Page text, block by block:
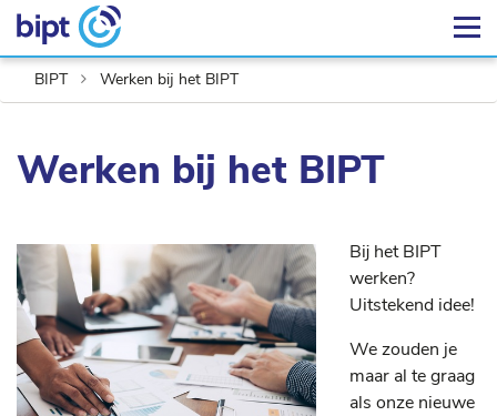
BIPT Werken bij het BIPT
Werken bij het BIPT
Bij het BIPT
werken?
Uitstekend idee!
We zouden je
maar al te graag
als onze nieuwe